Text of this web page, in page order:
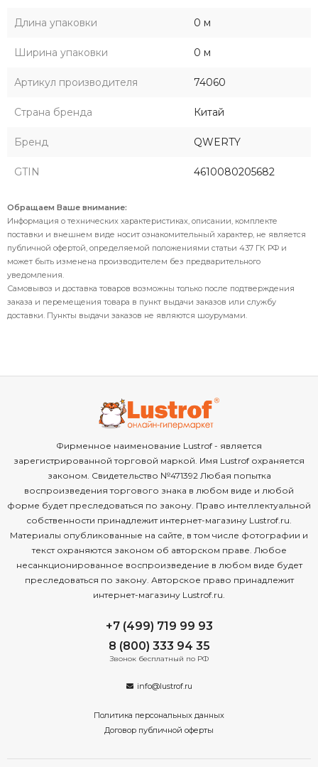
Длина упаковки 0 м
Ширина упаковки 0 м
Артикул производителя 74060
Страна бренда Китай
Бренд QWERTY
GTIN 4610080205682
Обращаем Ваше внимание:
Информация о технических характеристиках, описании, комплекте
поставки и внешнем виде носит ознакомительный характер, не является
публичной офертой, определяемой положениями статьи 437 ГК РФ и
может быть изменена производителем без предварительного
уведомления.
Самовывоз и доставка товаров возможны только после подтверждения
заказа и перемещения товара в пункт выдачи заказов или службу
доставки. Пункты выдачи заказов не являются шоурумами.
Фирменное наименование Lustrof - является
зарегистрированной торговой маркой. Имя Lustrof охраняется
законом. Свидетельство №471392 Любая попытка
воспроизведения торгового знака в любом виде и любой
форме будет преследоваться по закону. Право интеллектуальной
собственности принадлежит интернет-магазину Lustrof.ru.
Материалы опубликованные на сайте, в том числе фотографии и
текст охраняются законом об авторском праве. Любое
несанкционированное воспроизведение в любом виде будет
преследоваться по закону. Авторское право принадлежит
интернет-магазину Lustrof.ru.
+7 (499) 719 99 93
8 (800) 333 94 35
Звонок бесплатный по РФ
info@lustrof.ru
Политика персональных данных
Договор публичной оферты